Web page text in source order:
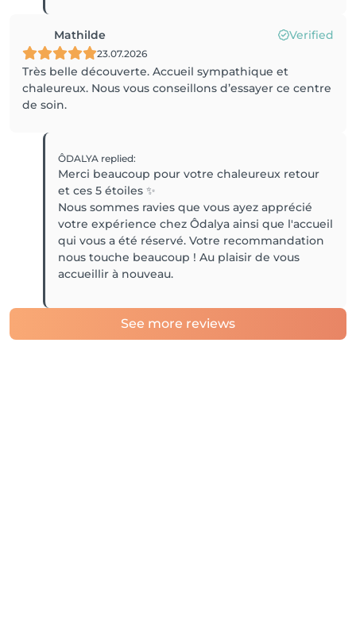
Mathilde Verified
23.07.2026
Très belle découverte. Accueil sympathique et
chaleureux. Nous vous conseillons d’essayer ce centre
de soin.
ÔDALYA replied:
Merci beaucoup pour votre chaleureux retour
et ces 5 étoiles ✨️
Nous sommes ravies que vous ayez apprécié
votre expérience chez Ôdalya ainsi que l'accueil
qui vous a été réservé. Votre recommandation
nous touche beaucoup ! Au plaisir de vous
accueillir à nouveau.
See more reviews